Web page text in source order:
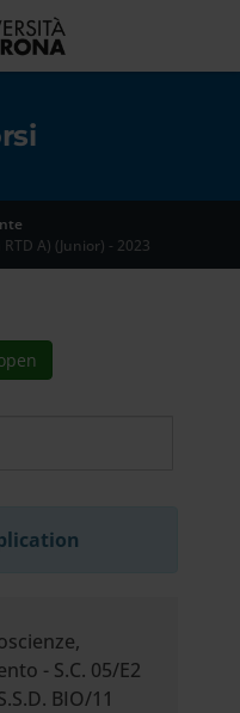
A) (Junior) - 2023
- S.C. 05/E2
BIO/11